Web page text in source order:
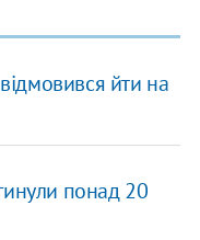
йти на
понад 20